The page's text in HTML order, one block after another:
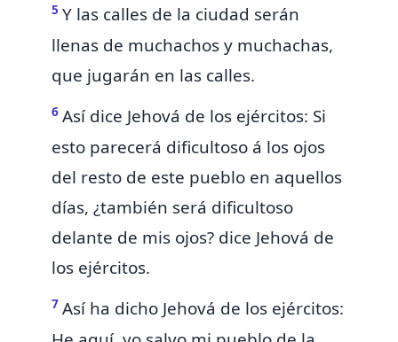
5 Y las calles de la ciudad serán
llenas de muchachos y muchachas,
que jugarán en las calles.
6 Así dice Jehová de los ejércitos: Si
esto parecerá dificultoso á los ojos
del resto de este pueblo en aquellos
días, ¿también será dificultoso
delante de mis ojos? dice Jehová de
los ejércitos.
7 Así ha dicho Jehová de los ejércitos: